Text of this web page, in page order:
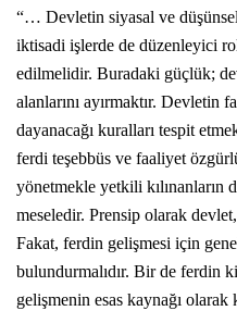
“… Devletin siyasal ve
iktisadi işlerde de düzenleyici
edilmelidir. Buradaki güçlük;
alanlarını ayırmaktır. Devletin
dayanacağı kuralları tespit
ferdi teşebbüs ve faaliyet
yönetmekle yetkili kılınanların
meseledir. Prensip olarak
Fakat, ferdin gelişmesi için
bulundurmalıdır. Bir de ferdin
gelişmenin esas kaynağı olarak